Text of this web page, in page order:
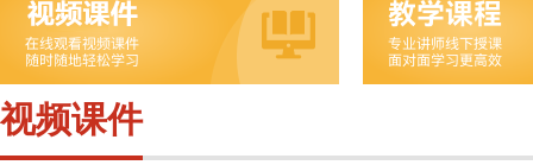
领导动态
自身建设
组工文件
组工之窗
政治教育和政治训练
党章党规党纪教育
革命传统教育
视频课件